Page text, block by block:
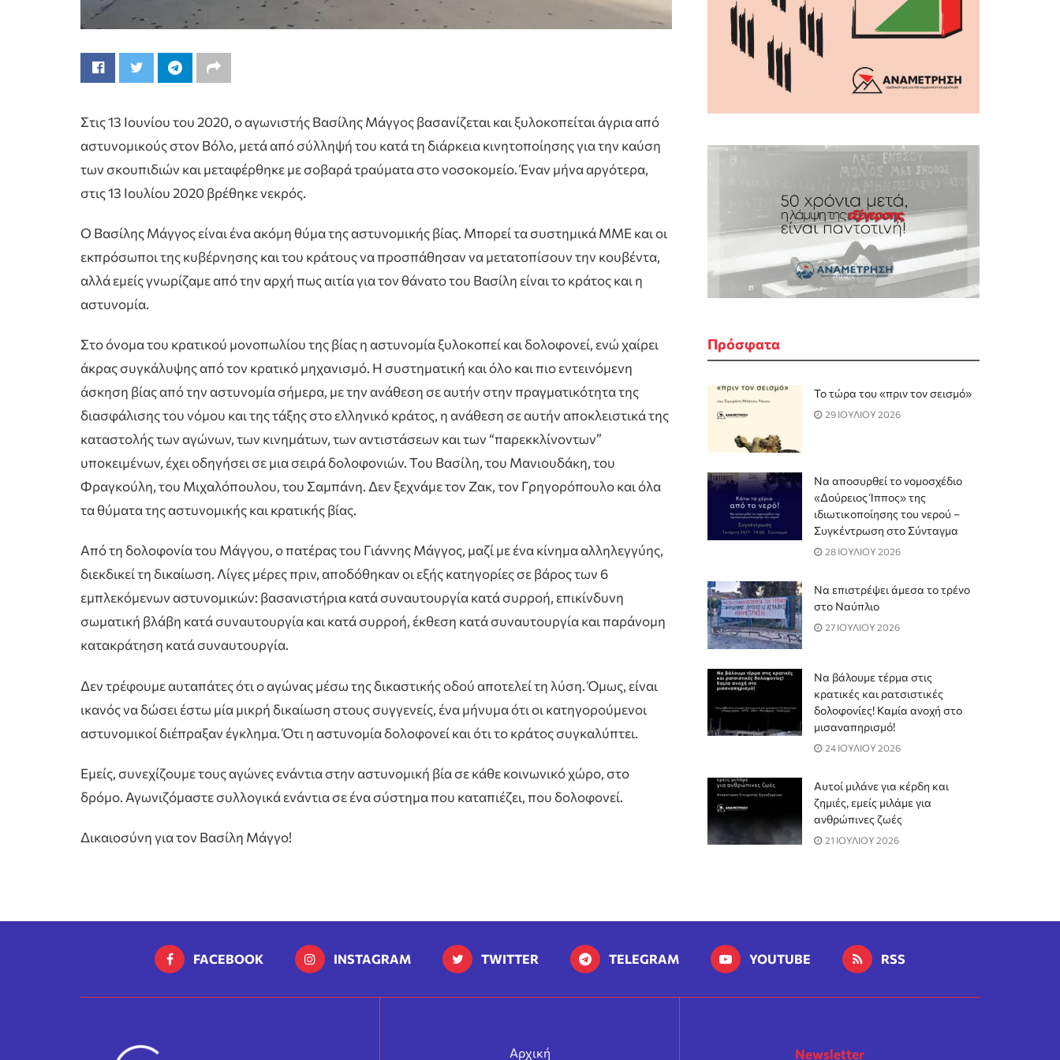
Στις 13 Ιουνίου του 2020, ο αγωνιστής Βασίλης Μάγγος βασανίζεται και ξυλοκοπείται άγρια από
αστυνομικούς στον Βόλο, μετά από σύλληψή του κατά τη διάρκεια κινητοποίησης για την καύση
των σκουπιδιών και μεταφέρθηκε με σοβαρά τραύματα στο νοσοκομείο. Έναν μήνα αργότερα,
στις 13 Ιουλίου 2020 βρέθηκε νεκρός.
Ο Βασίλης Μάγγος είναι ένα ακόμη θύμα της αστυνομικής βίας. Μπορεί τα συστημικά ΜΜΕ και οι
εκπρόσωποι της κυβέρνησης και του κράτους να προσπάθησαν να μετατοπίσουν την κουβέντα,
αλλά εμείς γνωρίζαμε από την αρχή πως αιτία για τον θάνατο του Βασίλη είναι το κράτος και η
αστυνομία.
Στο όνομα του κρατικού μονοπωλίου της βίας η αστυνομία ξυλοκοπεί και δολοφονεί, ενώ χαίρει
άκρας συγκάλυψης από τον κρατικό μηχανισμό. Η συστηματική και όλο και πιο εντεινόμενη
άσκηση βίας από την αστυνομία σήμερα, με την ανάθεση σε αυτήν στην πραγματικότητα της
διασφάλισης του νόμου και της τάξης στο ελληνικό κράτος, η ανάθεση σε αυτήν αποκλειστικά της
καταστολής των αγώνων, των κινημάτων, των αντιστάσεων και των “παρεκκλίνοντων”
υποκειμένων, έχει οδηγήσει σε μια σειρά δολοφονιών. Του Βασίλη, του Μανιουδάκη, του
Φραγκούλη, του Μιχαλόπουλου, του Σαμπάνη. Δεν ξεχνάμε τον Ζακ, τον Γρηγορόπουλο και όλα
τα θύματα της αστυνομικής και κρατικής βίας.
Από τη δολοφονία του Μάγγου, ο πατέρας του Γιάννης Μάγγος, μαζί με ένα κίνημα αλληλεγγύης,
διεκδικεί τη δικαίωση. Λίγες μέρες πριν, αποδόθηκαν οι εξής κατηγορίες σε βάρος των 6
εμπλεκόμενων αστυνομικών: βασανιστήρια κατά συναυτουργία κατά συρροή, επικίνδυνη
σωματική βλάβη κατά συναυτουργία και κατά συρροή, έκθεση κατά συναυτουργία και παράνομη
κατακράτηση κατά συναυτουργία.
Δεν τρέφουμε αυταπάτες ότι ο αγώνας μέσω της δικαστικής οδού αποτελεί τη λύση. Όμως, είναι
ικανός να δώσει έστω μία μικρή δικαίωση στους συγγενείς, ένα μήνυμα ότι οι κατηγορούμενοι
αστυνομικοί διέπραξαν έγκλημα. Ότι η αστυνομία δολοφονεί και ότι το κράτος συγκαλύπτει.
Εμείς, συνεχίζουμε τους αγώνες ενάντια στην αστυνομική βία σε κάθε κοινωνικό χώρο, στο
δρόμο. Αγωνιζόμαστε συλλογικά ενάντια σε ένα σύστημα που καταπιέζει, που δολοφονεί.
Δικαιοσύνη για τον Βασίλη Μάγγο!
Πρόσφατα
Το τώρα του «πριν τον σεισμό»
29 ΙΟΥΛΙΟΥ 2026
Να αποσυρθεί το νομοσχέδιο
«Δούρειος Ίππος» της
ιδιωτικοποίησης του νερού –
Συγκέντρωση στο Σύνταγμα
28 ΙΟΥΛΙΟΥ 2026
Να επιστρέψει άμεσα το τρένο
στο Ναύπλιο
27 ΙΟΥΛΙΟΥ 2026
Να βάλουμε τέρμα στις
κρατικές και ρατσιστικές
δολοφονίες! Καμία ανοχή στο
μισαναπηρισμό!
24 ΙΟΥΛΙΟΥ 2026
Αυτοί μιλάνε για κέρδη και
ζημιές, εμείς μιλάμε για
ανθρώπινες ζωές
21 ΙΟΥΛΙΟΥ 2026
FACEBOOK INSTAGRAM TWITTER TELEGRAM YOUTUBE RSS
Αρχική Newsletter